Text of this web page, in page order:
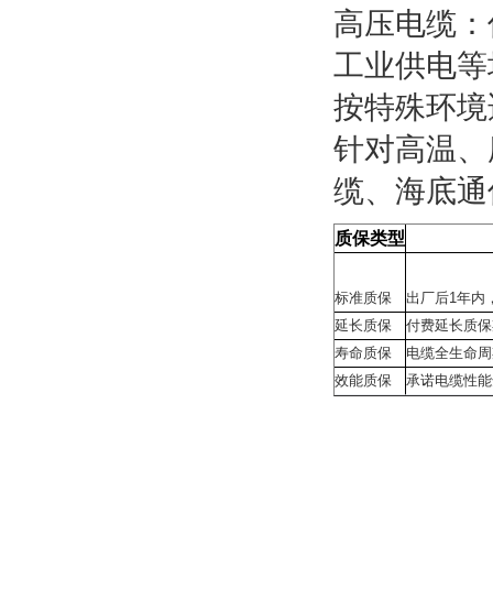
高压电缆
工业供电
按特殊环
针对高温
缆、海底
质保类型
标准质保 出厂后1年内
延长质保
付费延长质
寿命质保
电缆全生命
效能质保
承诺电缆性